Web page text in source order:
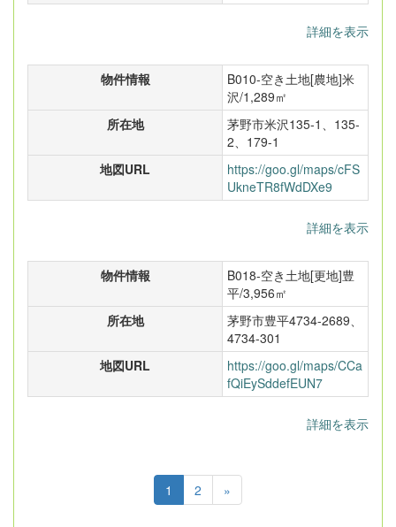
詳細を表示
物件情報
B010-空き土地[農地]米
沢/1,289㎡
所在地
茅野市米沢135-1、135-
2、179-1
地図URL
https://goo.gl/maps/cFS
UkneTR8fWdDXe9
詳細を表示
物件情報
B018-空き土地[更地]豊
平/3,956㎡
所在地
茅野市豊平4734-2689、
4734-301
地図URL
https://goo.gl/maps/CCa
fQiEySddefEUN7
詳細を表示
1 2 »